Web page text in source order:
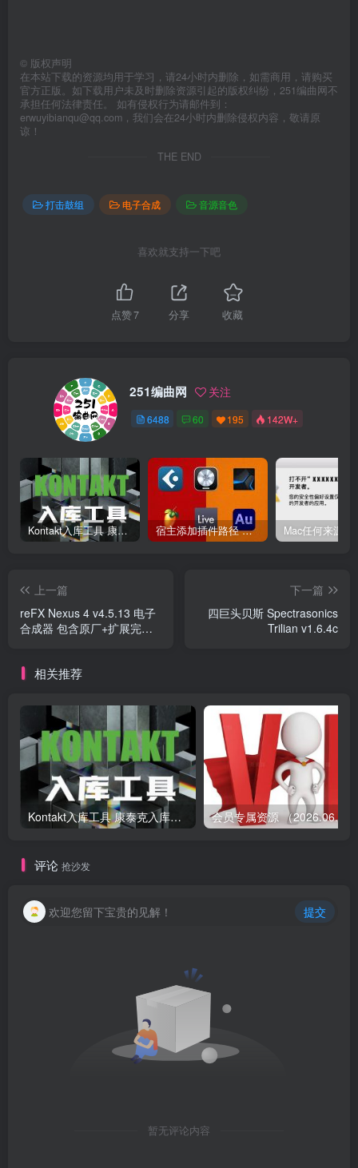
© 版权声明
在本站下载的资源均用于学习，请24小时内删除，如需商用，请购买
官方正版。如下载用户未及时删除资源引起的版权纠纷，251编曲网不
承担任何法律责任。 如有侵权行为请邮件到：
erwuyibianqu@qq.com，我们会在24小时内删除侵权内容，敬请原
谅！
THE END
打击鼓组 电子合成 音源音色
喜欢就支持一下吧
点赞7 分享 收藏
251编曲网 关注
6488 60 195 142W+
Kontakt入库工具 康泰克入库教程 宿主添加插件路径 插件路径设置 VSTPlugins路径
上一篇
reFX Nexus 4 v4.5.13 电子
合成器 包含原厂+扩展完整
下一篇
四巨头贝斯 Spectrasonics
Trilian v1.6.4c
相关推荐
Kontakt入库工具 康泰克入库教程
评论 抢沙发
欢迎您留下宝贵的见解！ 提交
暂无评论内容